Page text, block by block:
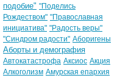
подобие" "Поделись
Рождеством" "Православная
инициатива" "Радость веры"
"Синдром радости" Аборигены
Аборты и демография
Автокатастрофа Аксиос Акция
Алкоголизм Амурская епархия